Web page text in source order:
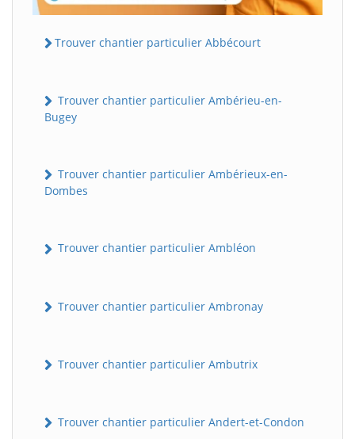
Trouver chantier particulier Abbécourt
Trouver chantier particulier Ambérieu-en-
Bugey
Trouver chantier particulier Ambérieux-en-
Dombes
Trouver chantier particulier Ambléon
Trouver chantier particulier Ambronay
Trouver chantier particulier Ambutrix
Trouver chantier particulier Andert-et-Condon